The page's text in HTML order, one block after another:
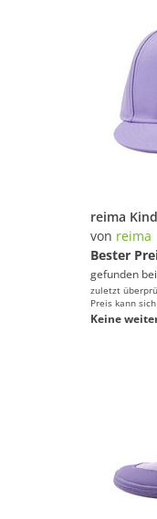
reima
von reima
Bester
gefunden bei
zuletzt
Preis kann
Keine